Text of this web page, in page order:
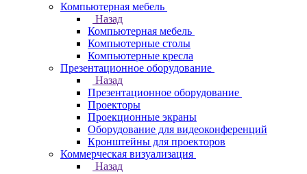
Компьютерная мебель
Назад
Компьютерная мебель
Компьютерные столы
Компьютерные кресла
Презентационное оборудование
Назад
Презентационное оборудование
Проекторы
Проекционные экраны
Оборудование для видеоконференций
Кронштейны для проекторов
Коммерческая визуализация
Назад